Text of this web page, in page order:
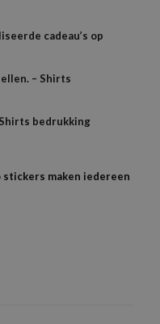
cadeau’s op
– Shirts
bedrukking
maken iedereen